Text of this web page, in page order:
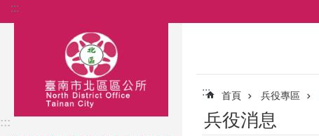
跳到主要內容區塊
:::
:::
::: 首頁 兵役專區
兵役消息